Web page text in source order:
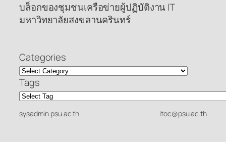
บล็อกของชุมชนเครือข่ายผู้ปฏิบัติงาน IT
มหาวิทยาลัยสงขลานครินทร์
Categories
Tags
sysadmin.psu.ac.th itoc@psu.ac.th